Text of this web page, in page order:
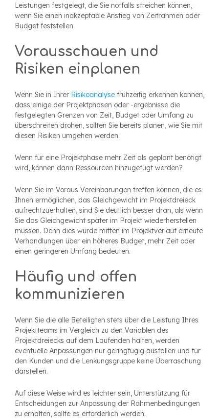
Leistungen festgelegt, die Sie notfalls streichen können,
wenn Sie einen inakzeptable Anstieg von Zeitrahmen oder
Budget feststellen.
Vorausschauen und
Risiken einplanen
Wenn Sie in Ihrer Risikoanalyse frühzeitig erkennen können,
dass einige der Projektphasen oder -ergebnisse die
festgelegten Grenzen von Zeit, Budget oder Umfang zu
überschreiten drohen, sollten Sie bereits planen, wie Sie mit
diesen Risiken umgehen werden.
Wenn für eine Projektphase mehr Zeit als geplant benötigt
wird, können dann Ressourcen hinzugefügt werden?
Wenn Sie im Voraus Vereinbarungen treffen können, die es
Ihnen ermöglichen, das Gleichgewicht im Projektdreieck
aufrechtzuerhalten, sind Sie deutlich besser dran, als wenn
Sie das Gleichgewicht später im Projekt wiederherstellen
müssen. Denn dies würde mitten im Projektverlauf erneute
Verhandlungen über ein höheres Budget, mehr Zeit oder
einen geringeren Umfang bedeuten.
Häufig und offen
kommunizieren
Wenn Sie die alle Beteiligten stets über die Leistung Ihres
Projektteams im Vergleich zu den Variablen des
Projektdreiecks auf dem Laufenden halten, werden
eventuelle Anpassungen nur geringfügig ausfallen und für
den Kunden und die Lenkungsgruppe keine Überraschung
darstellen.
Auf diese Weise wird es leichter sein, Unterstützung für
Entscheidungen zur Anpassung der Rahmenbedingungen
zu erhalten, sollte es erforderlich werden.